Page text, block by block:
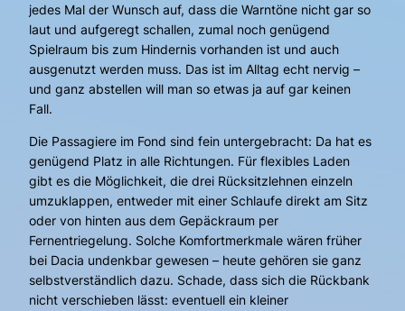
jedes Mal der Wunsch auf, dass die Warntöne nicht gar so
laut und aufgeregt schallen, zumal noch genügend
Spielraum bis zum Hindernis vorhanden ist und auch
ausgenutzt werden muss. Das ist im Alltag echt nervig –
und ganz abstellen will man so etwas ja auf gar keinen
Fall.
Die Passagiere im Fond sind fein untergebracht: Da hat es
genügend Platz in alle Richtungen. Für flexibles Laden
gibt es die Möglichkeit, die drei Rücksitzlehnen einzeln
umzuklappen, entweder mit einer Schlaufe direkt am Sitz
oder von hinten aus dem Gepäckraum per
Fernentriegelung. Solche Komfortmerkmale wären früher
bei Dacia undenkbar gewesen – heute gehören sie ganz
selbstverständlich dazu. Schade, dass sich die Rückbank
nicht verschieben lässt: eventuell ein kleiner